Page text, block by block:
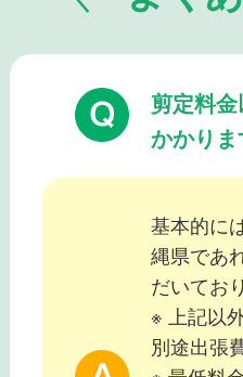
剪定料
かかりま
基本的に
縄県であ
だいてお
※ 上記以
別途出張